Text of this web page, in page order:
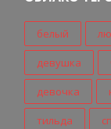
белый
девушка
девочка
тильда